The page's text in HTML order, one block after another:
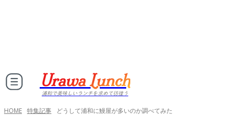
Urawa Lunch
浦和で美味しいランチを求めて彷徨う
HOME 特集記事 どうして浦和に鰻屋が多いのか調べてみた